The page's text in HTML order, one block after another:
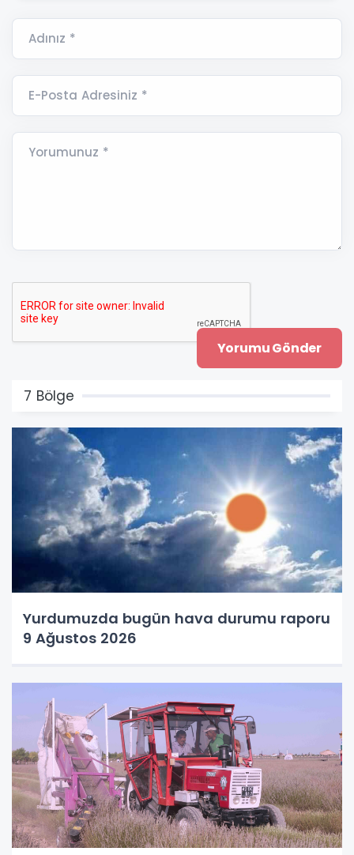
Adınız *
E-Posta Adresiniz *
Yorumunuz *
7 Bölge
Yurdumuzda bugün hava durumu raporu
9 Ağustos 2026